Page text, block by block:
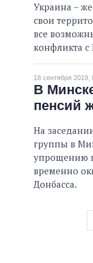
Украина –
свои
все
конфликта с
18 сентября 2019,
В
пенсий
На
группы в
упрощению
временно
Донбасса.